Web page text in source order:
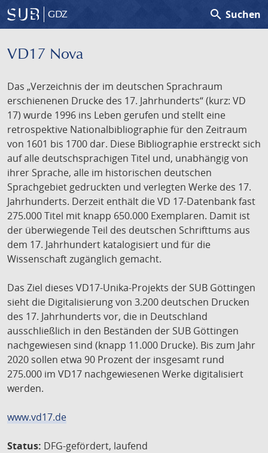
GDZ search Suchen
VD17 Nova
Das „Verzeichnis der im deutschen Sprachraum
erschienenen Drucke des 17. Jahrhunderts“ (kurz: VD
17) wurde 1996 ins Leben gerufen und stellt eine
retrospektive Nationalbibliographie für den Zeitraum
von 1601 bis 1700 dar. Diese Bibliographie erstreckt sich
auf alle deutschsprachigen Titel und, unabhängig von
ihrer Sprache, alle im historischen deutschen
Sprachgebiet gedruckten und verlegten Werke des 17.
Jahrhunderts. Derzeit enthält die VD 17-Datenbank fast
275.000 Titel mit knapp 650.000 Exemplaren. Damit ist
der überwiegende Teil des deutschen Schrifttums aus
dem 17. Jahrhundert katalogisiert und für die
Wissenschaft zugänglich gemacht.
Das Ziel dieses VD17-Unika-Projekts der SUB Göttingen
sieht die Digitalisierung von 3.200 deutschen Drucken
des 17. Jahrhunderts vor, die in Deutschland
ausschließlich in den Beständen der SUB Göttingen
nachgewiesen sind (knapp 11.000 Drucke). Bis zum Jahr
2020 sollen etwa 90 Prozent der insgesamt rund
275.000 im VD17 nachgewiesenen Werke digitalisiert
werden.
www.vd17.de
Status: DFG-gefördert, laufend